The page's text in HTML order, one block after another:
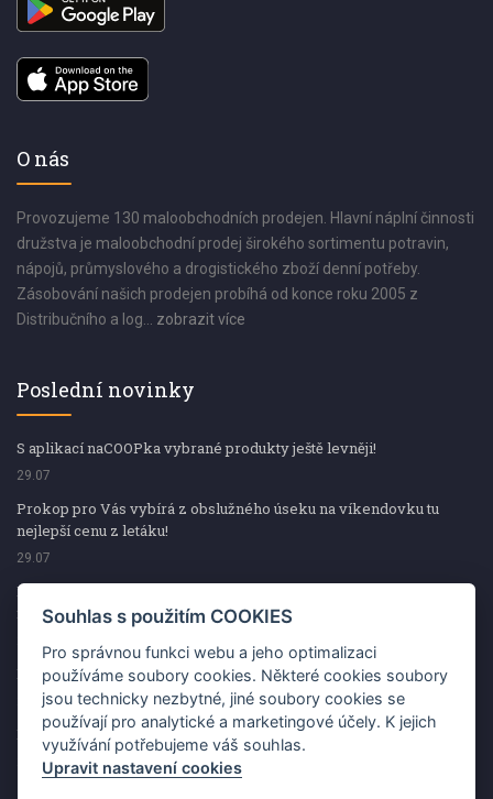
O nás
Provozujeme 130 maloobchodních prodejen. Hlavní náplní činnosti
družstva je maloobchodní prodej širokého sortimentu potravin,
nápojů, průmyslového a drogistického zboží denní potřeby.
Zásobování našich prodejen probíhá od konce roku 2005 z
Distribučního a log... zobrazit více
Poslední novinky
S aplikací naCOOPka vybrané produkty ještě levněji!
29.07
Prokop pro Vás vybírá z obslužného úseku na víkendovku tu
nejlepší cenu z letáku!
29.07
Prokop pro Vás vybírá z obslužného úseku na víkendovku tu
nejlepší cenu z letáku!
Kup špekáčky od Váhaly a vyhraj s naCOOPkou sekerku Fiskars
29.07
Prokop pro Vás vybírá na víkendovku ty nejlepší ceny z letáku!
29.07
Souhlas s použitím COOKIES
Pro správnou funkci webu a jeho optimalizaci
používáme soubory cookies. Některé cookies soubory
jsou technicky nezbytné, jiné soubory cookies se
používají pro analytické a marketingové účely. K jejich
využívání potřebujeme váš souhlas.
Upravit nastavení cookies